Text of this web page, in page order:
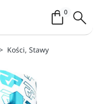
0Koszyk /
Kości, Stawy